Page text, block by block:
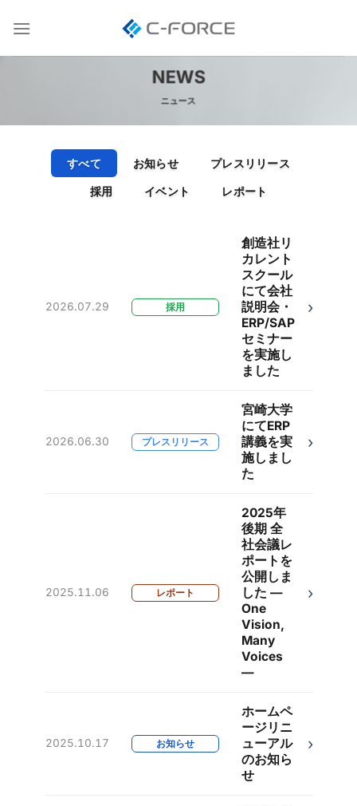
NEWS
ニュース
すべて お知らせ プレスリリース
採用 イベント レポート
2026.07.29 採用
創造社リ
カレント
スクール
にて会社
説明会・
ERP/SAP
セミナー
を実施し
ました
›
2026.06.30 プレスリリース
宮崎大学
にてERP
講義を実
施しまし
た
›
2025.11.06 レポート
2025年
後期 全
社会議レ
ポートを
公開しま
した —
One
Vision,
Many
Voices
—
›
2025.10.17 お知らせ
ホームペ
ージリニ
ューアル
のお知ら
せ
›